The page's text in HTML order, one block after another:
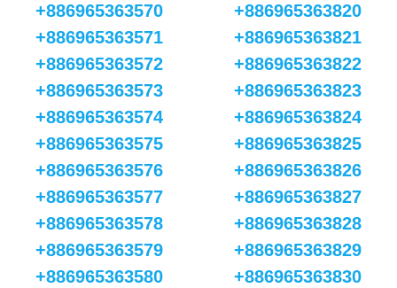
+886965363570
+886965363571
+886965363572
+886965363573
+886965363574
+886965363575
+886965363576
+886965363577
+886965363578
+886965363579
+886965363580
+886965363820
+886965363821
+886965363822
+886965363823
+886965363824
+886965363825
+886965363826
+886965363827
+886965363828
+886965363829
+886965363830